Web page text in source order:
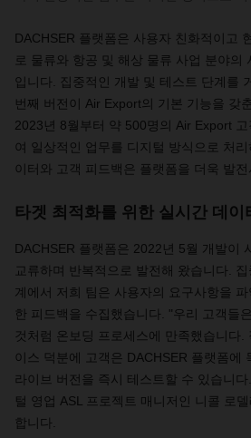
DACHSER 플랫폼은 사용자 친화적이고
로 물류와 항공 및 해상 물류 사업 분야의
입니다
집중적인 개발 및 테스트 단계를
번째 버전이 Air Export의 기본 기능을 갖
2023년 8월부터 약 500명의 Air Export 고
여
일상적인 업무를 디지털 방식으로 처리
이터와
고객 피드백은 플랫폼을 더욱 발
타겟 최적화를 위한 실시간 데이
DACHSER 플랫폼은 2022년 5월 개발이
교류하며 반복적으로 발전해 왔습니다.
계에서 저희 팀은 사용자의 요구사항을
한 피드백을 수집했습니다. "우리 고객들
것처럼 온보딩 프로세스에 만족했습니다.
이스 덕분에 고객은 DACHSER 플랫폼에
라이브 버전을 즉시 테스트할 수 있습니다
털 영업 ASL 프로젝트 매니저인 니콜 로
합니다.